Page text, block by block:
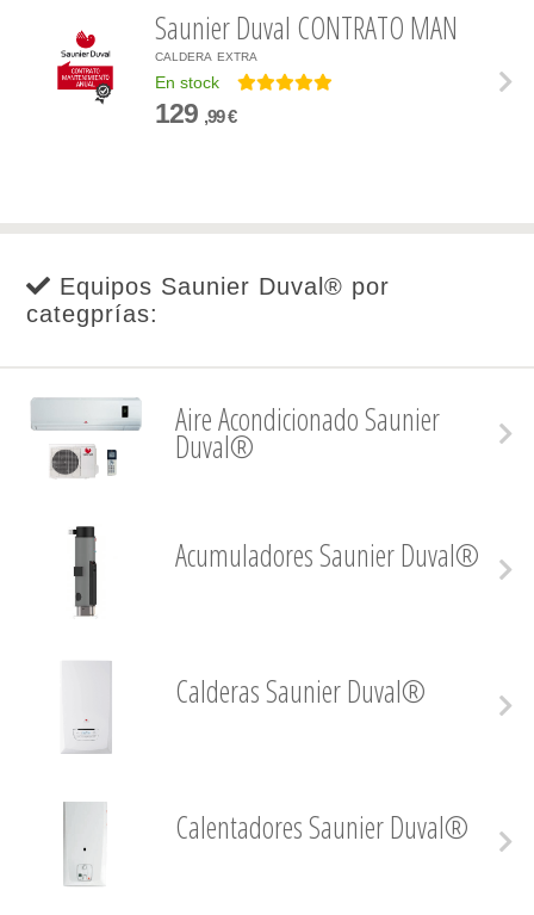
Saunier Duval CONTRATO MAN
caldera extra
En stock
129 ,99 €
Equipos Saunier Duval® por
categprías:
Aire Acondicionado Saunier
Duval®
Acumuladores Saunier Duval®
Calderas Saunier Duval®
Calentadores Saunier Duval®